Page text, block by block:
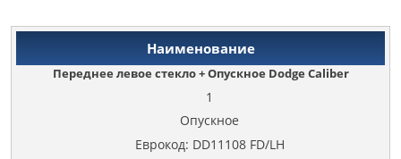
Переднее левое стекло + Опускное Dodge Caliber
1
Опускное
Еврокод: DD11108 FD/LH